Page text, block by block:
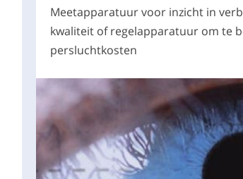
Meetapparatuur voor inzicht in
kwaliteit of regelapparatuur om te
persluchtkosten